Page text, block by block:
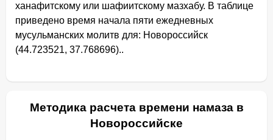
ханафитскому или шафиитскому мазхабу. В таблице
приведено время начала пяти ежедневных
мусульманских молитв для: Новороссийск
(44.723521, 37.768696)..
Методика расчета времени намаза в
Новороссийске